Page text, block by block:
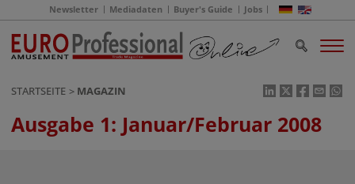
Newsletter Mediadaten Buyer's Guide Jobs
STARTSEITE MAGAZIN
Ausgabe 1: Januar/Februar 2008